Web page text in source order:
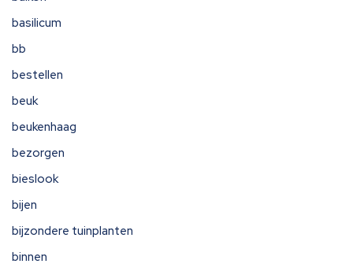
basilicum
bb
bestellen
beuk
beukenhaag
bezorgen
bieslook
bijen
bijzondere tuinplanten
binnen